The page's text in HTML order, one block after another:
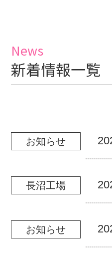
News
新着情報一覧
お知らせ
長沼工場
お知らせ